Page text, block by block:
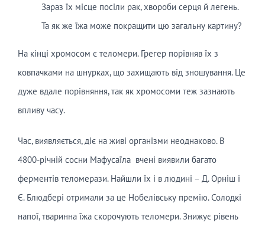
Зараз їх місце посіли рак, хвороби серця й легень.
Та як же їжа може покращити цю загальну картину?
На кінці хромосом є теломери. Грегер порівняв їх з
ковпачками на шнурках, що захищають від зношування. Це
дуже вдале порівняння, так як хромосоми теж зазнають
впливу часу.
Час, виявляється, діє на живі організми неоднаково. В
4800-річній сосни Мафусаїла вчені виявили багато
ферментів теломерази. Найшли їх і в людині – Д. Орніш і
Є. Блюдбері отримали за це Нобелівську премію. Солодкі
напої, тваринна їжа скорочують теломери. Знижує рівень